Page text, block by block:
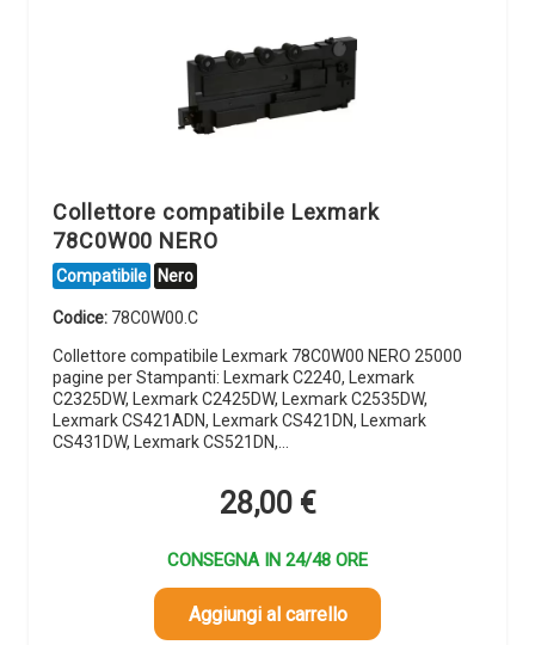
Collettore compatibile Lexmark
78C0W00 NERO
Compatibile Nero
Codice: 78C0W00.C
Collettore compatibile Lexmark 78C0W00 NERO 25000
pagine per Stampanti: Lexmark C2240, Lexmark
C2325DW, Lexmark C2425DW, Lexmark C2535DW,
Lexmark CS421ADN, Lexmark CS421DN, Lexmark
CS431DW, Lexmark CS521DN,…
28,00 €
CONSEGNA IN 24/48 ORE
Aggiungi al carrello